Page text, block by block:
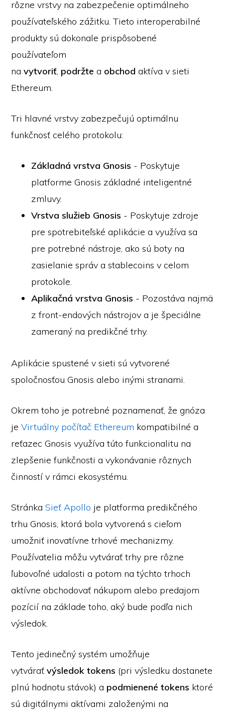
rôzne vrstvy na zabezpečenie optimálneho
používateľského zážitku. Tieto interoperabilné
produkty sú dokonale prispôsobené
používateľom
navytvoriť, podržtea obchod aktíva v sieti
Ethereum.
Tri hlavné vrstvy zabezpečujú optimálnu
funkčnosť celého protokolu:
Základná vrstva Gnosis - Poskytuje
platforme Gnosis základné inteligentné
zmluvy.
Vrstva služieb Gnosis - Poskytuje zdroje
pre spotrebiteľské aplikácie a využíva sa
pre potrebné nástroje, ako sú boty na
zasielanie správ a stablecoins v celom
protokole.
Aplikačná vrstva Gnosis - Pozostáva najmä
z front-endových nástrojov a je špeciálne
zameraný na predikčné trhy.
Aplikácie spustené v sieti sú vytvorené
spoločnosťou Gnosis alebo inými stranami.
Okrem toho je potrebné poznamenať, že gnóza
jeVirtuálny počítač Ethereum kompatibilné a
reťazec Gnosis využíva túto funkcionalitu na
zlepšenie funkčnosti a vykonávanie rôznych
činností v rámci ekosystému.
StránkaSieť Apollo je platforma predikčného
trhu Gnosis, ktorá bola vytvorená s cieľom
umožniť inovatívne trhové mechanizmy.
Používatelia môžu vytvárať trhy pre rôzne
ľubovoľné udalosti a potom na týchto trhoch
aktívne obchodovať nákupom alebo predajom
pozícií na základe toho, aký bude podľa nich
výsledok.
Tento jedinečný systém umožňuje
vytváraťvýsledok tokens (pri výsledku dostanete
plnú hodnotu stávok) a podmienené tokens ktoré
sú digitálnymi aktívami založenými na